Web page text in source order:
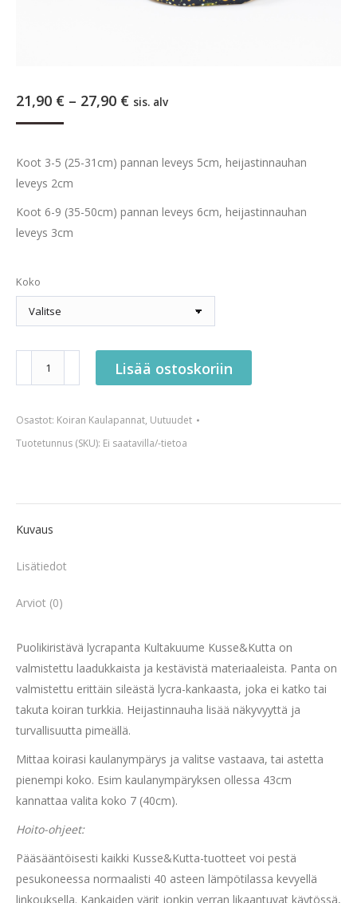
21,90 € – 27,90 €Hintaluokka:
27,90 €
sis. alv
Koot 3-5 (25-31cm) pannan leveys 5cm, heijastinnauhan
leveys 2cm
Koot 6-9 (35-50cm) pannan leveys 6cm, heijastinnauhan
leveys 3cm
Koko
Kusse&Kutta
määrä
Lisää ostoskoriin
Osastot: Koiran Kaulapannat, Uutuudet
Tuotetunnus (SKU): Ei saatavilla/-tietoa
Kuvaus
Lisätiedot
Arviot (0)
Puolikiristävä lycrapanta Kultakuume Kusse&Kutta on
valmistettu laadukkaista ja kestävistä materiaaleista. Panta on
valmistettu erittäin sileästä lycra-kankaasta, joka ei katko tai
takuta koiran turkkia. Heijastinnauha lisää näkyvyyttä ja
turvallisuutta pimeällä.
Mittaa koirasi kaulanympärys ja valitse vastaava, tai astetta
pienempi koko. Esim kaulanympäryksen ollessa 43cm
kannattaa valita koko 7 (40cm).
Hoito-ohjeet:
Pääsääntöisesti kaikki Kusse&Kutta-tuotteet voi pestä
pesukoneessa normaalisti 40 asteen lämpötilassa kevyellä
linkouksella. Kankaiden värit jonkin verran likaantuvat käytössä,